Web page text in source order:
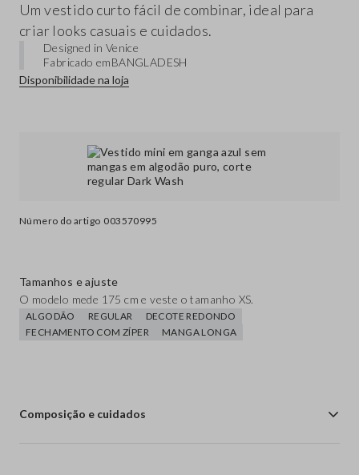
Número do artigo 003570995
Um vestido curto fácil de combinar, ideal para
criar looks casuais e cuidados.
Designed in Venice
Fabricado emBANGLADESH
Disponibilidade na loja
Tamanhos e ajuste
O modelo mede 175 cm e veste o tamanho XS.
ALGODÃO REGULAR
DECOTE REDONDO
FECHAMENTO COM ZÍPER
MANGA LONGA
Composição e cuidados